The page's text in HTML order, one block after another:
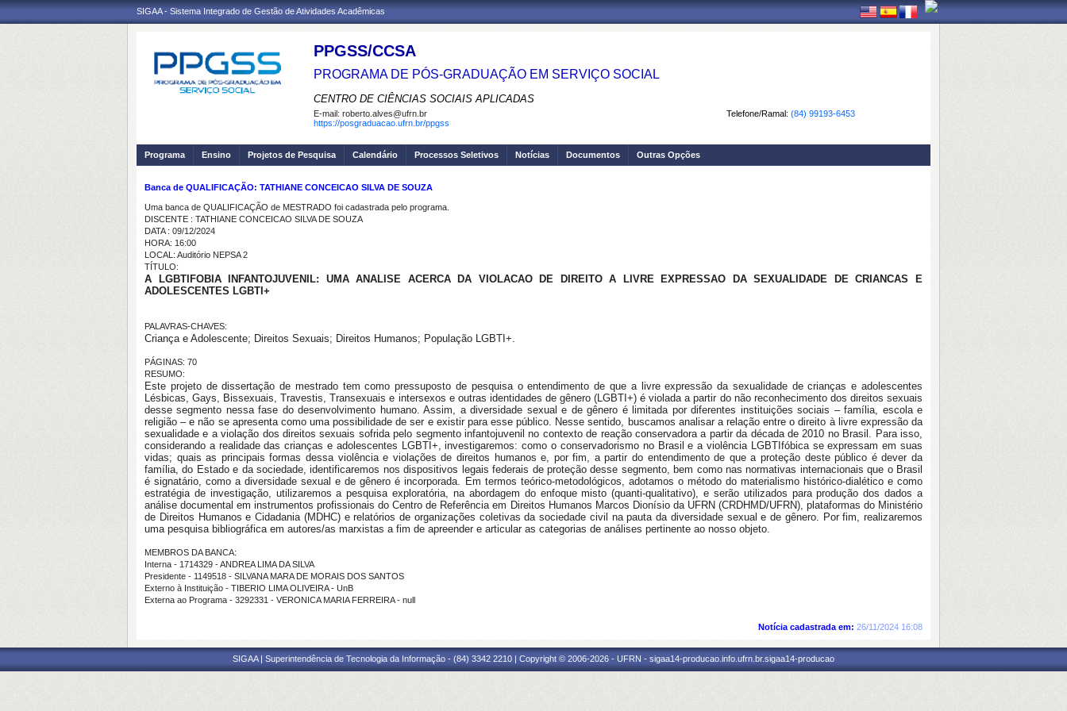
SIGAA - Sistema Integrado de Gestão de Atividades Acadêmicas
PPGSS/CCSA
PROGRAMA DE PÓS-GRADUAÇÃO EM SERVIÇO SOCIAL
CENTRO DE CIÊNCIAS SOCIAIS APLICADAS
Telefone/Ramal: (84) 99193-6453
E-mail: roberto.alves@ufrn.br
https://posgraduacao.ufrn.br/ppgss
Programa Ensino Projetos de Pesquisa Calendário Processos Seletivos Notícias Documentos Outras Opções
Banca de QUALIFICAÇÃO: TATHIANE CONCEICAO SILVA DE SOUZA
Uma banca de QUALIFICAÇÃO de MESTRADO foi cadastrada pelo programa.
DISCENTE : TATHIANE CONCEICAO SILVA DE SOUZA
DATA : 09/12/2024
HORA: 16:00
LOCAL: Auditório NEPSA 2
TÍTULO:
A LGBTIFOBIA INFANTOJUVENIL: UMA ANALISE ACERCA DA VIOLACAO DE DIREITO A LIVRE EXPRESSAO DA SEXUALIDADE DE CRIANCAS E
ADOLESCENTES LGBTI+
PALAVRAS-CHAVES:
Criança e Adolescente; Direitos Sexuais; Direitos Humanos; População LGBTI+.
PÁGINAS: 70
RESUMO:
Este projeto de dissertação de mestrado tem como pressuposto de pesquisa o entendimento de que a livreexpressão da sexualidade de crianças e adolescentes
Lésbicas, Gays, Bissexuais, Travestis, Transexuais e intersexos e outras identidades de gênero (LGBTI+) é violada a partir do não reconhecimento dos direitossexuais
desse segmento nessa fase do desenvolvimento humano. Assim, a diversidade sexual e de gênero é limitada por diferentes instituições sociais – família, escola e
religião – e não se apresenta como umapossibilidade de ser e existir para esse público. Nesse sentido, buscamos analisar a relação entre o direito à livre expressão da
sexualidade e a violação dos direitos sexuais sofrida pelo segmento infantojuvenil no contexto de reação conservadora a partir da década de 2010 no Brasil. Para isso,
considerando a realidadedas crianças e adolescentes LGBTI+, investigaremos: como o conservadorismo no Brasil e a violência LGBTIfóbica se expressam em suas
vidas; quais as principais formas dessa violência e violações de direitos humanos e, por fim, a partir do entendimento de que a proteção deste público é dever da
família,do Estado e da sociedade, identificaremos nos dispositivos legais federais de proteção desse segmento, bem como nas normativas internacionais que o Brasil
é signatário, como a diversidade sexual e de gêneroé incorporada. Em termos teórico-metodológicos, adotamos o método do materialismo histórico-dialético e como
estratégia de investigação, utilizaremos a pesquisa exploratória, na abordagem do enfoque misto(quanti-qualitativo), e serão utilizados para produção dos dados a
análise documental em instrumentosprofissionais do Centro de Referência em Direitos Humanos Marcos Dionísio da UFRN (CRDHMD/UFRN), plataformas do Ministério
de Direitos Humanos e Cidadania (MDHC) e relatórios de organizações coletivas da sociedade civil na pauta da diversidade sexual e de gênero. Por fim, realizaremos
uma pesquisa bibliográfica em autores/as marxistas a fim de apreender e articular as categorias de análises pertinente ao nosso objeto.
MEMBROS DA BANCA:
Interna - 1714329 - ANDREA LIMA DA SILVA
Presidente - 1149518 - SILVANA MARA DE MORAIS DOS SANTOS
Externo à Instituição - TIBERIO LIMA OLIVEIRA - UnB
Externa ao Programa - 3292331 - VERONICA MARIA FERREIRA - null
Notícia cadastrada em: 26/11/2024 16:08
SIGAA | Superintendência de Tecnologia da Informação - (84) 3342 2210 | Copyright © 2006-2026 - UFRN - sigaa14-producao.info.ufrn.br.sigaa14-producao